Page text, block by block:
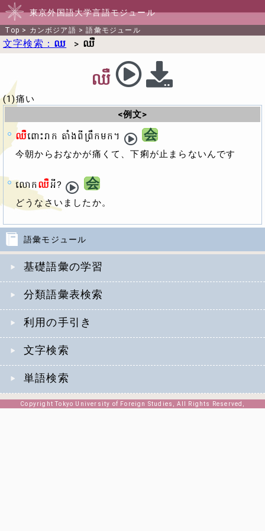
東京外国語大学言語モジュール
Top > カンボジア語 >語彙モジュール
語彙モジュール
基礎語彙の学習
分類語彙表検索
利用の手引き
文字検索
単語検索
文字検索：ឈ> ឈឺ
ឈឺ
(1)痛い
<例文>
ឈឺពោះរាក តាំងពីព្រឹកមក។ 会
今朝からおなかが痛くて、下痢が止まらないんです
លោកឈឺអី? 会
どうなさいましたか。
Copyright Tokyo University of Foreign Studies, All Rights Reserved,